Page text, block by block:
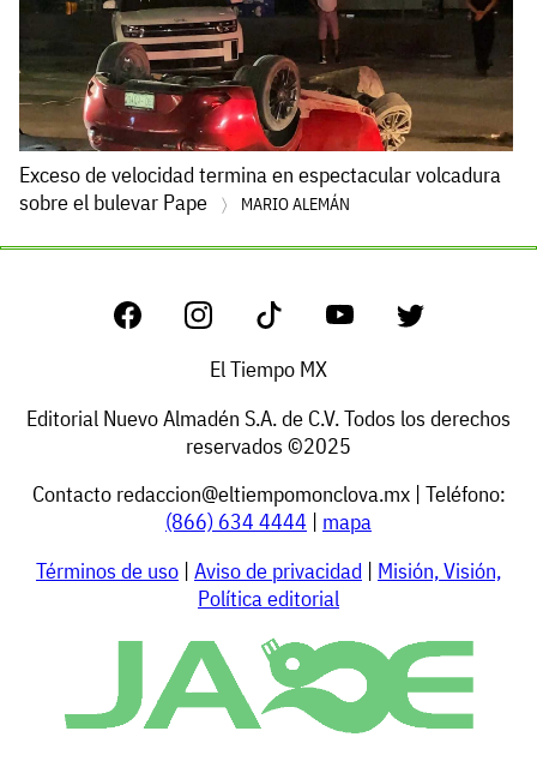
Exceso de velocidad termina en espectacular volcadura
sobre el bulevar Pape
MARIO ALEMÁN
El Tiempo MX
Editorial Nuevo Almadén S.A. de C.V. Todos los derechos
reservados ©2025
Contacto redaccion@eltiempomonclova.mx| Teléfono:
(866) 634 4444 | mapa
Términos de uso | Aviso de privacidad | Misión, Visión,
Política editorial